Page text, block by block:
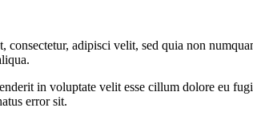
adipisci velit, sed quia non
in voluptate velit esse cillum dolore eu
error sit.